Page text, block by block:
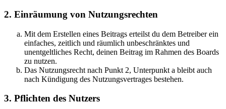
2. Einräumung von Nutzungsrechten
Mit dem Erstellen eines Beitrags erteilst du dem Betreiber ein
einfaches, zeitlich und räumlich unbeschränktes und
unentgeltliches Recht, deinen Beitrag im Rahmen des Boards
zu nutzen.
Das Nutzungsrecht nach Punkt 2, Unterpunkt a bleibt auch
nach Kündigung des Nutzungsvertrages bestehen.
3. Pflichten des Nutzers